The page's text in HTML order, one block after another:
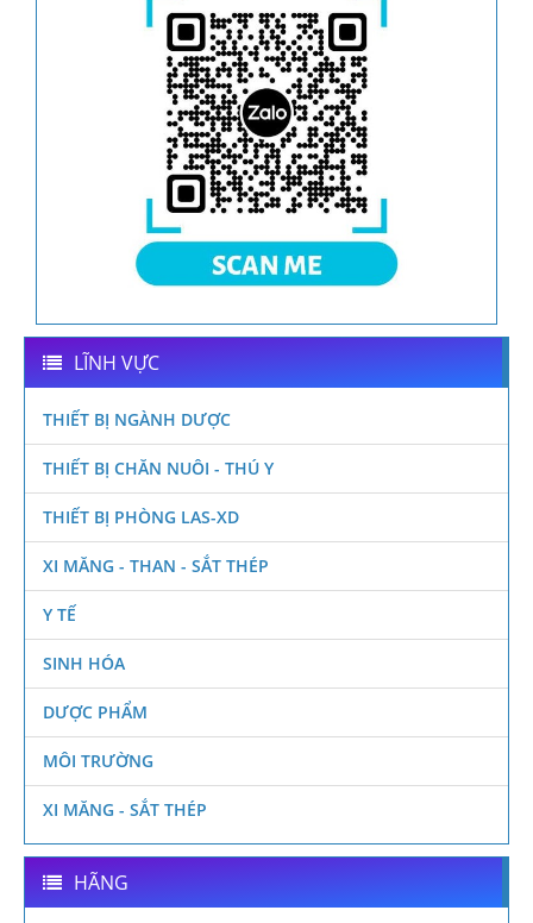
LĨNH VỰC
THIẾT BỊ NGÀNH DƯỢC
THIẾT BỊ CHĂN NUÔI - THÚ Y
THIẾT BỊ PHÒNG LAS-XD
XI MĂNG - THAN - SẮT THÉP
Y TẾ
SINH HÓA
DƯỢC PHẨM
MÔI TRƯỜNG
XI MĂNG - SẮT THÉP
HÃNG